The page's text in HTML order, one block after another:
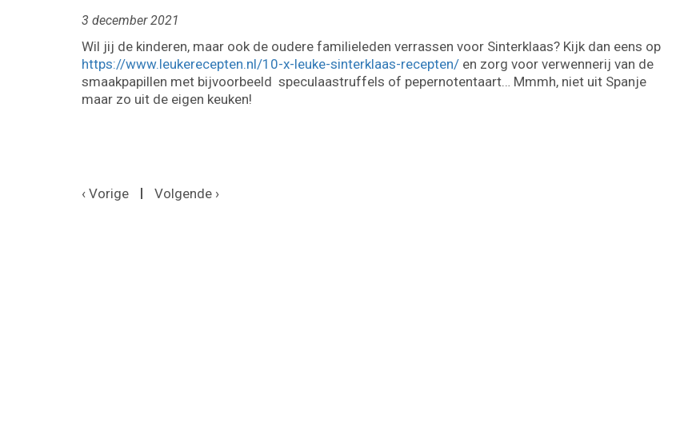
3 december 2021
Wil jij de kinderen, maar ook de oudere familieleden verrassen voor Sinterklaas? Kijk dan eens op
https://www.leukerecepten.nl/10-x-leuke-sinterklaas-recepten/ en zorg voor verwennerij van de
smaakpapillen met bijvoorbeeld speculaastruffels of pepernotentaart… Mmmh, niet uit Spanje
maar zo uit de eigen keuken!
‹ Vorige Volgende ›